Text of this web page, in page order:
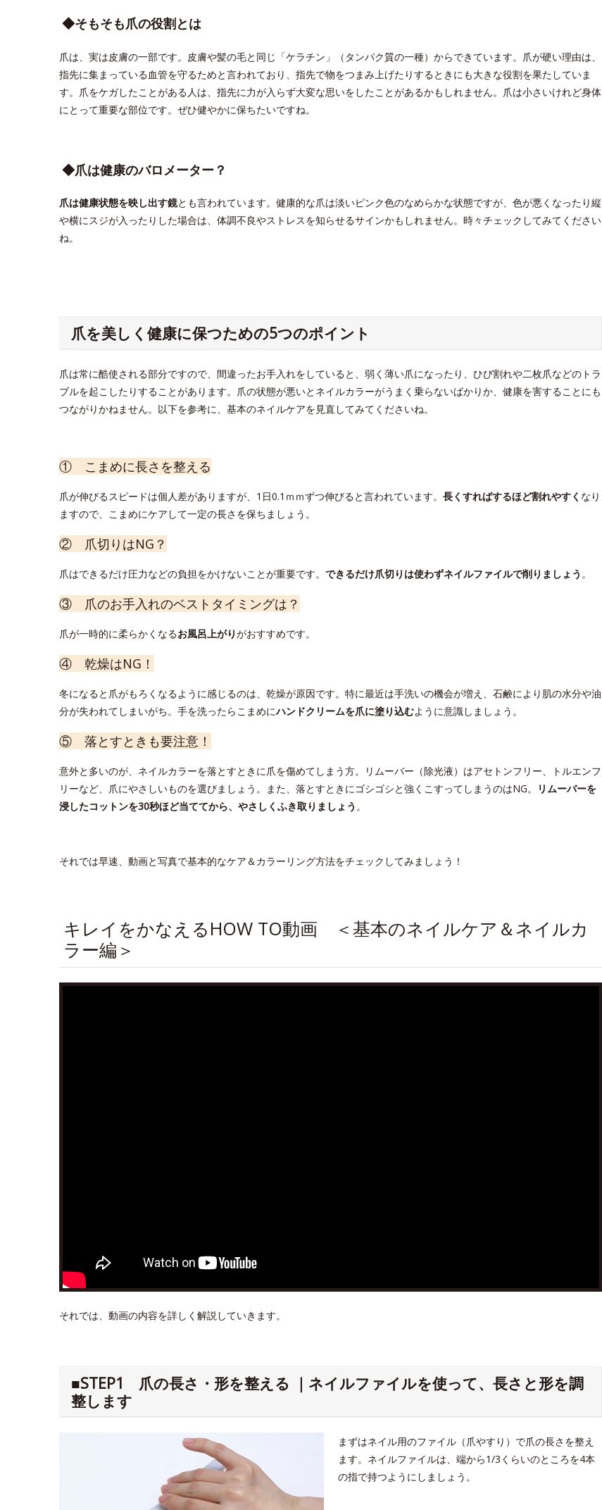
◆そもそも爪の役割とは
爪は、実は皮膚の一部です。皮膚や髪の毛と同じ「ケラチン」（タンパク質の一種）からできています。爪が硬い理由は、
指先に集まっている血管を守るためと言われており、指先で物をつまみ上げたりするときにも大きな役割を果たしていま
す。爪をケガしたことがある人は、指先に力が入らず大変な思いをしたことがあるかもしれません。爪は小さいけれど身体
にとって重要な部位です。ぜひ健やかに保ちたいですね。
◆爪は健康のバロメーター？
爪は健康状態を映し出す鏡とも言われています。健康的な爪は淡いピンク色のなめらかな状態ですが、色が悪くなったり縦
や横にスジが入ったりした場合は、体調不良やストレスを知らせるサインかもしれません。時々チェックしてみてください
ね。
爪を美しく健康に保つための5つのポイント
爪は常に酷使される部分ですので、間違ったお手入れをしていると、弱く薄い爪になったり、ひび割れや二枚爪などのトラ
ブルを起こしたりすることがあります。爪の状態が悪いとネイルカラーがうまく乗らないばかりか、健康を害することにも
つながりかねません。以下を参考に、基本のネイルケアを見直してみてくださいね。
① こまめに長さを整える
爪が伸びるスピードは個人差がありますが、1日0.1ｍｍずつ伸びると言われています。 長くすればするほど割れやすく なり
ますので、こまめにケアして一定の長さを保ちましょう。
② 爪切りはNG？
爪はできるだけ圧力などの負担をかけないことが重要です。 できるだけ爪切りは使わずネイルファイルで削りましょう 。
③ 爪のお手入れのベストタイミングは？
爪が一時的に柔らかくなるお風呂上がりがおすすめです。
④ 乾燥はNG！
冬になると爪がもろくなるように感じるのは、乾燥が原因です。特に最近は手洗いの機会が増え、石鹸により肌の水分や油
分が失われてしまいがち。手を洗ったらこまめにハンドクリームを爪に塗り込むように意識しましょう。
⑤ 落とすときも要注意！
意外と多いのが、ネイルカラーを落とすときに爪を傷めてしまう方。リムーバー（除光液）はアセトンフリー、トルエンフ
リーなど、爪にやさしいものを選びましょう。また、落とすときにゴシゴシと強くこすってしまうのはNG。
リムーバーを
浸したコットンを30秒ほど当ててから、やさしくふき取りましょう 。
それでは早速、動画と写真で基本的なケア＆カラーリング方法をチェックしてみましょう！
キレイをかなえるHOW TO動画 ＜基本のネイルケア＆ネイルカ
ラー編＞
それでは、動画の内容を詳しく解説していきます。
■STEP1 爪の長さ・形を整える ｜ネイルファイルを使って、長さと形を調
整します
まずはネイル用のファイル（爪やすり）で爪の長さを整え
ます。ネイルファイルは、端から1/3くらいのところを4本
の指で持つようにしましょう。